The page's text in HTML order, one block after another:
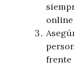
frente